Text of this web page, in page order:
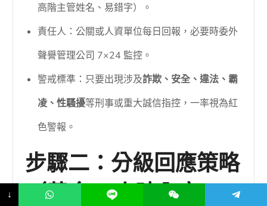
高階主管姓名、易錯字）。
責任人：公關或人資單位每日回報，必要時委外
聲譽管理公司 7×24 監控。
警戒標準：只要出現涉及詐欺、安全、違法、霸
凌、性騷擾等刑事或重大誠信指控，一率視為紅
色警報。
步驟二：分級回應策略
（黃金 4 小時內定
↓